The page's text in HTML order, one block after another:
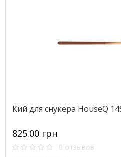
Кий для снукера HouseQ
825.00 грн
0 отзывов